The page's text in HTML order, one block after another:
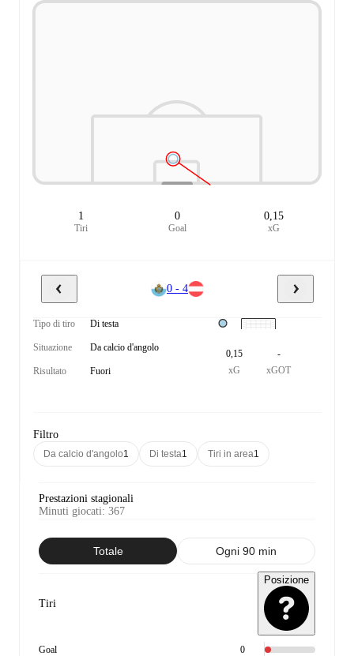
1
Tiri
0
Goal
0,15
xG
0 - 4
Tipo di tiro Di testa
Situazione Da calcio d'angolo
Risultato Fuori
0,15
xG
-
xGOT
Filtro
Da calcio d'angolo1 Di testa1 Tiri in area1
Prestazioni stagionali
Minuti giocati: 367
Totale Ogni 90 min
Tiri
Posizione
Goal 0